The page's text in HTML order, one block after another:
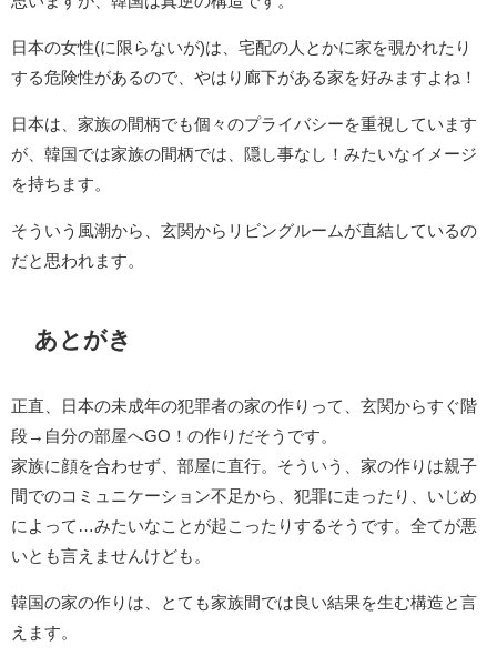
日本の女性(に限らないが)は、宅配の人とかに家を覗かれたり
する危険性があるので、やはり廊下がある家を好みますよね！
日本は、家族の間柄でも個々のプライバシーを重視しています
が、韓国では家族の間柄では、隠し事なし！みたいなイメージ
を持ちます。
そういう風潮から、玄関からリビングルームが直結しているの
だと思われます。
あとがき
正直、日本の未成年の犯罪者の家の作りって、玄関からすぐ階
段→自分の部屋へGO！の作りだそうです。
家族に顔を合わせず、部屋に直行。そういう、家の作りは親子
間でのコミュニケーション不足から、犯罪に走ったり、いじめ
によって…みたいなことが起こったりするそうです。全てが悪
いとも言えませんけども。
韓国の家の作りは、とても家族間では良い結果を生む構造と言
えます。